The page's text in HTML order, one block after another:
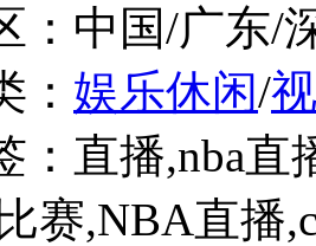
： 中国/广东/
： 娱乐休闲/
： 直播,nba直
赛,NBA直播